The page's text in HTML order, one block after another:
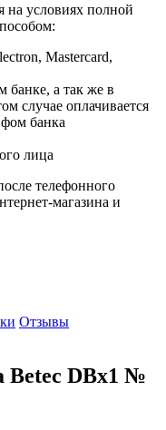
на условиях полной
Mastercard,
банке, а так же в
случае оплачивается
банка
лица
телефонного
магазина и
Отзывы
Betec DBx1 №